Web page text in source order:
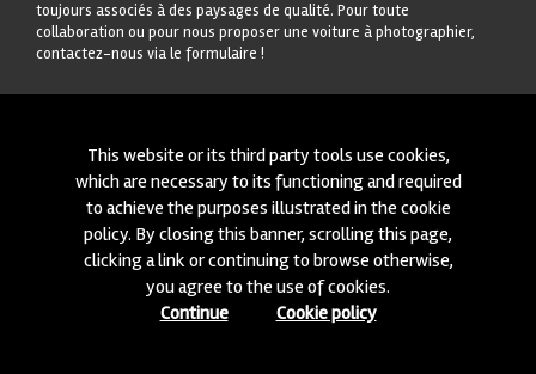
toujours associés à des paysages de qualité. Pour toute
collaboration ou pour nous proposer une voiture à photographier,
contactez-nous via le formulaire !
CONTACTEZ-NOUS
nouvelles voitures à photographier! Ecrivez-nous à travers notre
moduleiçi!
© 2015-2026 CAR-SHOOTERS. ALL RIGHTS RESERVED.
This website or its third party tools use cookies,
which are necessary to its functioning and required
to achieve the purposes illustrated in the cookie
policy. By closing this banner, scrolling this page,
clicking a link or continuing to browse otherwise,
you agree to the use of cookies.
Continue
Cookie policy